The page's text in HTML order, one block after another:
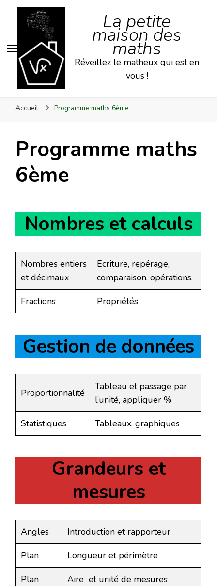
La petite
maison des
maths
Réveillez le matheux qui est en
vous !
Accueil Programme maths 6ème
Programme maths
6ème
Nombres et calculs
Nombres entiers
et décimaux
Ecriture, repérage,
comparaison, opérations.
Fractions Propriétés
Gestion de données
Proportionnalité
Tableau et passage par
l’unité, appliquer %
Statistiques Tableaux, graphiques
Grandeurs et
mesures
Angles Introduction et rapporteur
Plan Longueur et périmètre
Plan Aire et unité de mesures